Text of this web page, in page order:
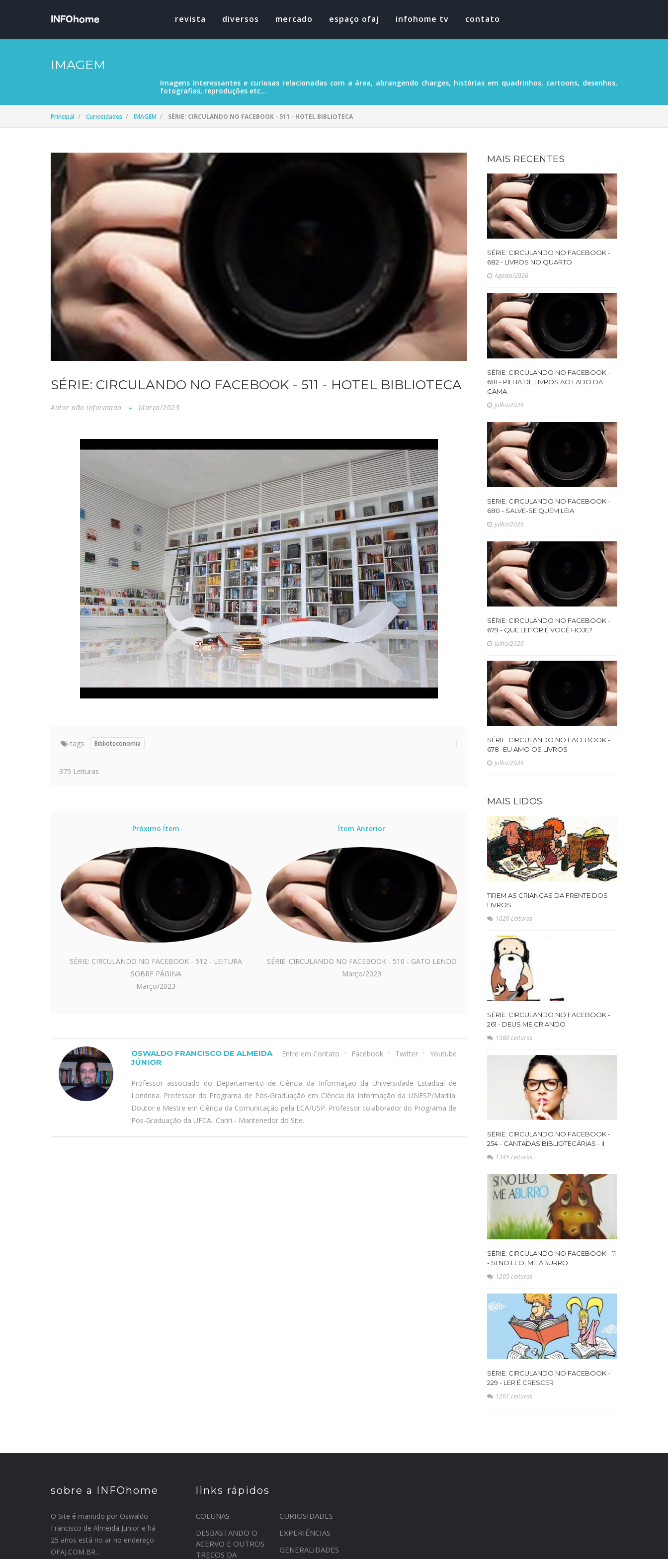
revista diversos mercado espaço ofaj infohome tv contato
IMAGEM
Imagens interessantes e curiosas relacionadas com a área, abrangendo charges, histórias em quadrinhos, cartoons, desenhos,
fotografias, reproduções etc...
Principal Curiosidades IMAGEM SÉRIE: CIRCULANDO NO FACEBOOK - 511 - HOTEL BIBLIOTECA
SÉRIE: CIRCULANDO NO FACEBOOK - 511 - HOTEL BIBLIOTECA
Autor não informado Março/2023
tags: Biblioteconomia
375 Leituras
Próximo Ítem
SÉRIE: CIRCULANDO NO FACEBOOK - 512 - LEITURA
SOBRE PÁGINA
Março/2023
Ítem Anterior
SÉRIE: CIRCULANDO NO FACEBOOK - 510 - GATO LENDO
Março/2023
Entre em Contato Facebook Twitter Youtube
OSWALDO FRANCISCO DE ALMEIDA
JÚNIOR
Professor associado do Departamento de Ciência da Informação da Universidade Estadual de
Londrina. Professor do Programa de Pós-Graduação em Ciência da Informação da UNESP/Marília.
Doutor e Mestre em Ciência da Comunicação pela ECA/USP. Professor colaborador do Programa de
Pós-Graduação da UFCA- Cariri - Mantenedor do Site.
MAIS RECENTES
SÉRIE: CIRCULANDO NO FACEBOOK -
682 - LIVROS NO QUARTO
Agosto/2026
SÉRIE: CIRCULANDO NO FACEBOOK -
681 - PILHA DE LIVROS AO LADO DA
CAMA
Julho/2026
SÉRIE: CIRCULANDO NO FACEBOOK -
680 - SALVE-SE QUEM LEIA
Julho/2026
SÉRIE: CIRCULANDO NO FACEBOOK -
679 - QUE LEITOR É VOCÊ HOJE?
Julho/2026
SÉRIE: CIRCULANDO NO FACEBOOK -
678 -EU AMO OS LIVROS
Julho/2026
MAIS LIDOS
TIREM AS CRIANÇAS DA FRENTE DOS
LIVROS
1620 Leituras
SÉRIE: CIRCULANDO NO FACEBOOK -
261 - DEUS ME CRIANDO
1380 Leituras
SÉRIE: CIRCULANDO NO FACEBOOK -
254 - CANTADAS BIBLIOTECÁRIAS - II
1345 Leituras
SÉRIE: CIRCULANDO NO FACEBOOK - 11
- SI NO LEO, ME ABURRO
1205 Leituras
SÉRIE: CIRCULANDO NO FACEBOOK -
229 - LER É CRESCER
1201 Leituras
sobre a INFOhome
O Site é mantido por Oswaldo
Francisco de Almeida Junior e há
25 anos está no ar no endereço
OFAJ.COM.BR...
links rápidos
COLUNAS
CURIOSIDADES
DESBASTANDO O
ACERVO E OUTROS
TRECOS DA
EXPERIÊNCIAS
GENERALIDADES